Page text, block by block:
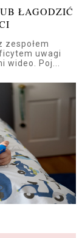
ŁAGODZIĆ
zespołem
uwagi
wideo. Poj...